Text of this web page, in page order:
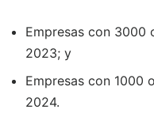
Empresas con 3000
2023; y
Empresas con 1000
2024.